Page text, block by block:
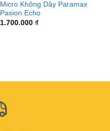
Micro Không Dây Paramax
Pasion Echo
1.700.000 ₫